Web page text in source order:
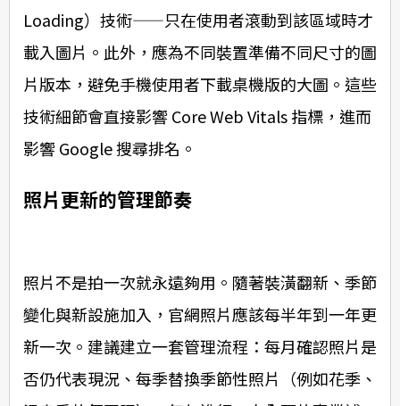
Loading）技術——只在使用者滾動到該區域時才
載入圖片。此外，應為不同裝置準備不同尺寸的圖
片版本，避免手機使用者下載桌機版的大圖。這些
技術細節會直接影響 Core Web Vitals 指標，進而
影響 Google 搜尋排名。
照片更新的管理節奏
照片不是拍一次就永遠夠用。隨著裝潢翻新、季節
變化與新設施加入，官網照片應該每半年到一年更
新一次。建議建立一套管理流程：每月確認照片是
否仍代表現況、每季替換季節性照片（例如花季、